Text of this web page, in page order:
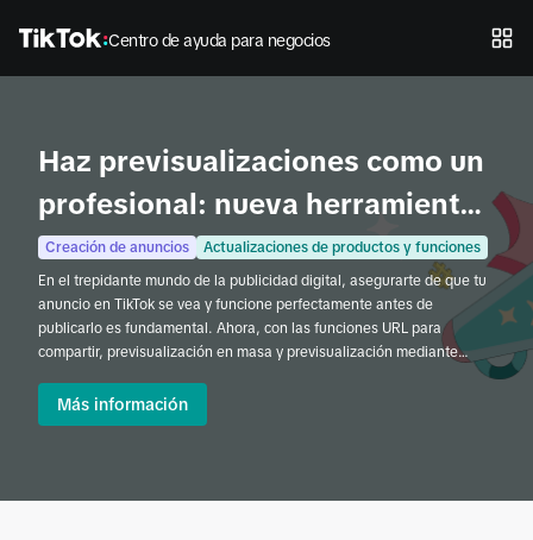
Centro de ayuda para negocios
Haz previsualizaciones como un
profesional: nueva herramienta
de previsualización del anuncio
independiente, direcciones URL
para compartir y
previsualización en masa en
TikTok Ads Manager
Creación de anuncios
Actualizaciones de productos y funciones
En el trepidante mundo de la publicidad digital, asegurarte de que tu
anuncio en TikTok se vea y funcione perfectamente antes de
publicarlo es fundamental. Ahora, con las funciones URL para
compartir, previsualización en masa y previsualización mediante
código QR de TikTok Ads Manager podrás previsualizar anuncios sin
dificultades antes de publicarlos, tanto si trabajas solo como si
colaboras con un equipo. Estas herramientas permiten revisar y
Más información